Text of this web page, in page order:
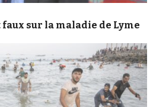
faux sur la maladie de Lyme